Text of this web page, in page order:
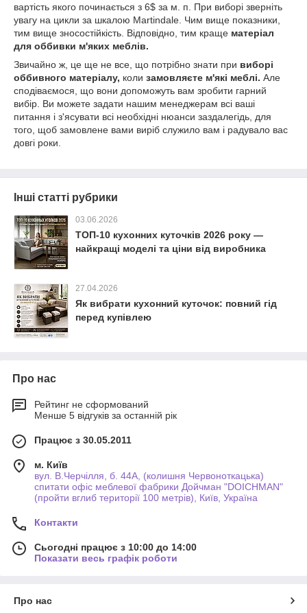
вартість якого починається з 6$ за м. п. При виборі зверніть
увагу на цикли за шкалою Martindale. Чим вище показники,
тим вище зносостійкість. Відповідно, тим краще матеріал
для оббивки м'яких меблів.
Звичайно ж, це ще не все, що потрібно знати при виборі
оббивного матеріалу, коли замовляєте м'які меблі. Але
сподіваємося, що вони допоможуть вам зробити гарний
вибір. Ви можете задати нашим менеджерам всі ваші
питання і з'ясувати всі необхідні нюанси заздалегідь , для
того, щоб замовлене вами виріб служило вам і радувало вас
довгі роки.
Інші статті рубрики
03.06.2026
ТОП-10 кухонних куточків 2026 року —
найкращі моделі та ціни від виробника
27.04.2026
Як вибрати кухонний куточок: повний гід
перед купівлею
Про нас
Рейтинг не сформований
Менше 5 відгуків за останній рік
Працює з 30.05.2011
м. Київ
вул. В.Черчілля, б. 44А, (колишня Червоноткацька)
спитати офіс меблевої фабрики Дойчман "DOICHMAN"
(пройти вглиб території 100 метрів), Київ, Україна
Контакти
Сьогодні працює з 10:00 до 14:00
Показати весь графік роботи
Про нас